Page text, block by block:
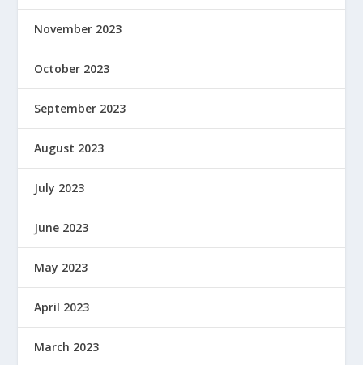
November 2023
October 2023
September 2023
August 2023
July 2023
June 2023
May 2023
April 2023
March 2023